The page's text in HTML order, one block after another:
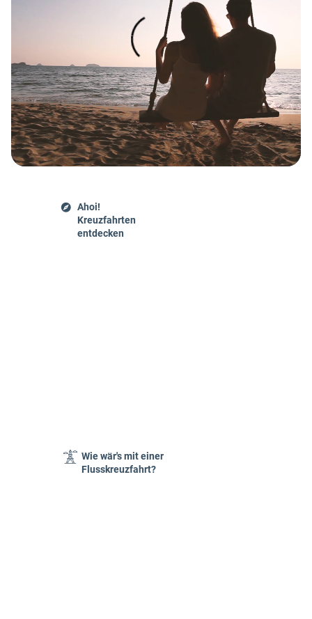
Ahoi!
Kreuzfahrten
entdecken
Wie wär's mit einer
Flusskreuzfahrt?